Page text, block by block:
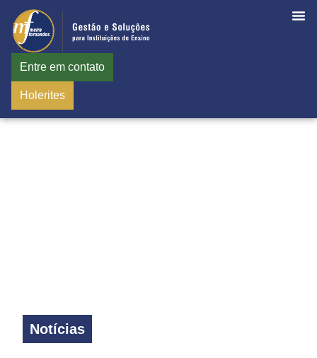
Entre em contato
Holerites
Notícias